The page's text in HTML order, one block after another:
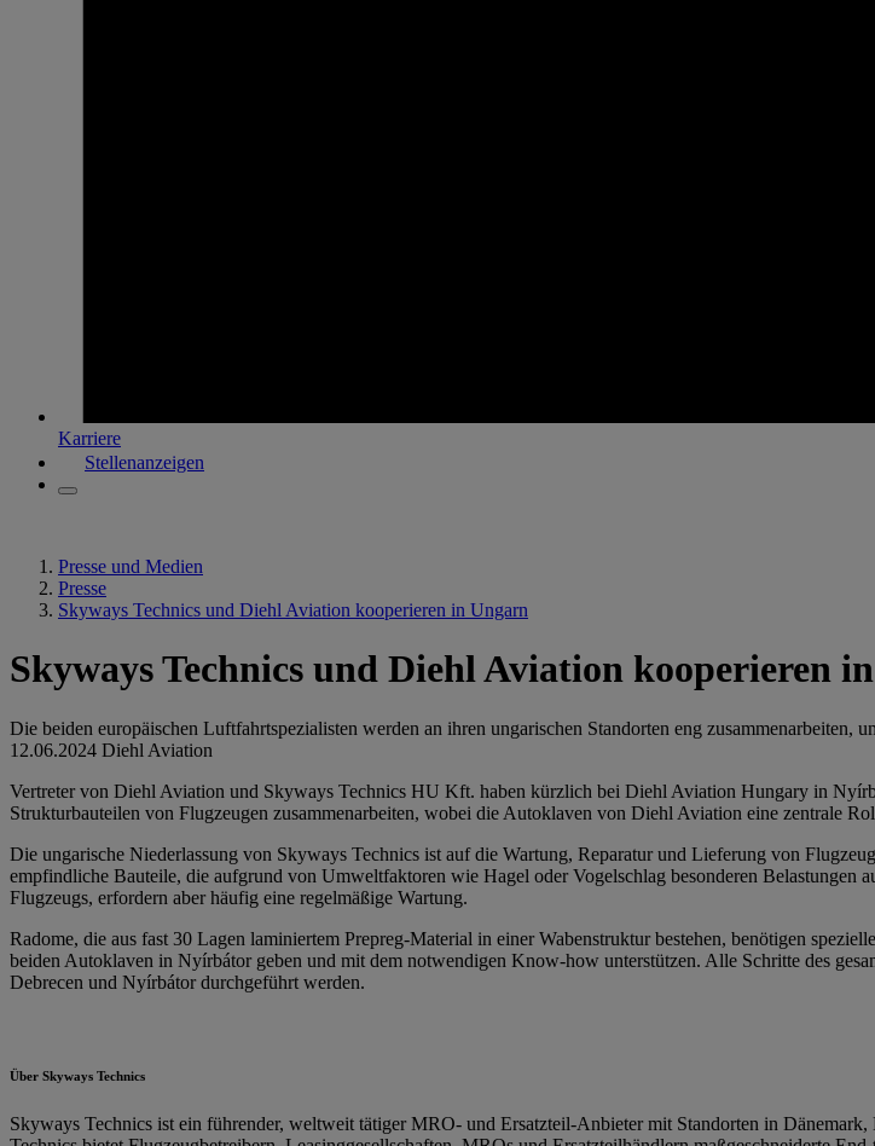
Karriere
Stellenanzeigen
Presse und Medien
Presse
Skyways Technics und Diehl Aviation kooperieren in Ungarn
Skyways Technics und Diehl Aviation kooperieren
Die beiden europäischen Luftfahrtspezialisten werden an ihren ungarischen Standorten eng zusammenarbeiten,
12.06.2024 Diehl Aviation
Vertreter von Diehl Aviation und Skyways Technics HU Kft. haben kürzlich bei Diehl Aviation Hungary in
Strukturbauteilen von Flugzeugen zusammenarbeiten, wobei die Autoklaven von Diehl Aviation eine zentrale
Die ungarische Niederlassung von Skyways Technics ist auf die Wartung, Reparatur und Lieferung von
empfindliche Bauteile, die aufgrund von Umweltfaktoren wie Hagel oder Vogelschlag besonderen Belastungen
Flugzeugs, erfordern aber häufig eine regelmäßige Wartung.
Radome, die aus fast 30 Lagen laminiertem Prepreg-Material in einer Wabenstruktur bestehen, benötigen
beiden Autoklaven in Nyírbátor geben und mit dem notwendigen Know-how unterstützen. Alle Schritte des
Debrecen und Nyírbátor durchgeführt werden.
Über Skyways Technics
Skyways Technics ist ein führender, weltweit tätiger MRO- und Ersatzteil-Anbieter mit Standorten in